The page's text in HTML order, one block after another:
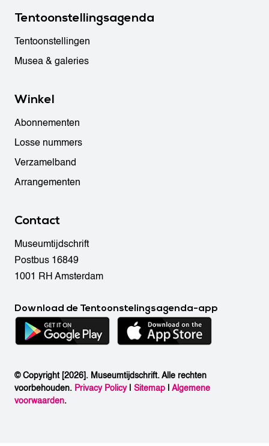
Tentoonstellingsagenda
Tentoonstellingen
Musea & galeries
Winkel
Abonnementen
Losse nummers
Verzamelband
Arrangementen
Contact
Museumtijdschrift
Postbus 16849
1001 RH Amsterdam
Download de Tentoonstelingsagenda-app
© Copyright [2026]. Museumtijdschrift. Alle rechten
voorbehouden. Privacy Policy| Sitemap |Algemene
voorwaarden.